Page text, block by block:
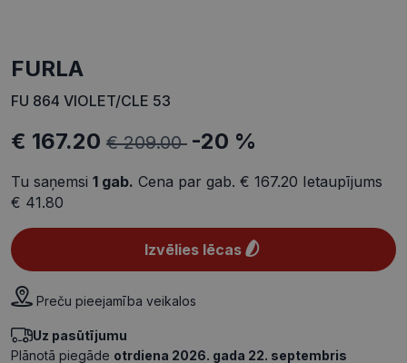
FURLA
FU 864 VIOLET/CLE 53
€ 167.20 € 209.00 -20 %
Tu saņemsi 1 gab. Cena par gab. € 167.20 Ietaupījums
€ 41.80
Izvēlies lēcas
Preču pieejamība veikalos
Uz pasūtījumu
Plānotā piegāde otrdiena 2026. gada 22. septembris